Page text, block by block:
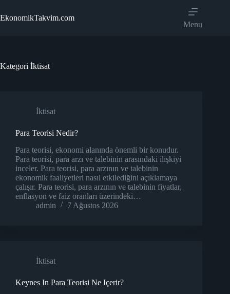
to
content
EkonomikTakvim.com
Menu
Kategori İktisat
İktisat
Para Teorisi Nedir?
Para teorisi, ekonomi alanında önemli bir konudur.
Para teorisi, para arzı ve talebinin arasındaki ilişkiyi
inceler. Para teorisi, para arzının ve talebinin
ekonomik faaliyetleri nasıl etkilediğini açıklamaya
çalışır. Para teorisi, para arzının ve talebinin fiyatlar,
enflasyon ve faiz oranları üzerindeki…
admin
7 Ağustos 2026
İktisat
Keynes In Para Teorisi Ne Içerir?